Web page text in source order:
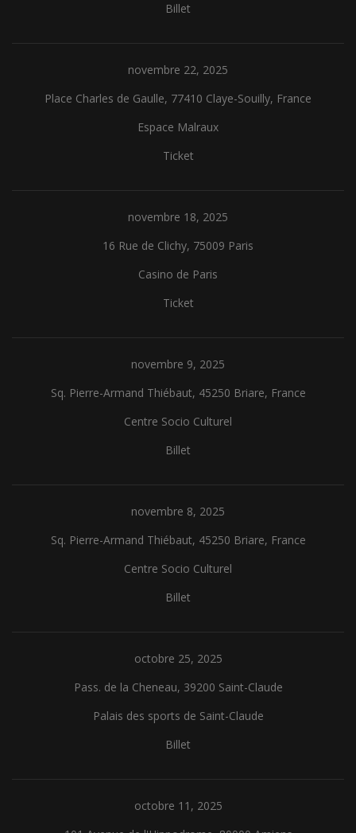
Billet
novembre 22, 2025
Place Charles de Gaulle, 77410 Claye-Souilly, France
Espace Malraux
Ticket
novembre 18, 2025
16 Rue de Clichy, 75009 Paris
Casino de Paris
Ticket
novembre 9, 2025
Sq. Pierre-Armand Thiébaut, 45250 Briare, France
Centre Socio Culturel
Billet
novembre 8, 2025
Sq. Pierre-Armand Thiébaut, 45250 Briare, France
Centre Socio Culturel
Billet
octobre 25, 2025
Pass. de la Cheneau, 39200 Saint-Claude
Palais des sports de Saint-Claude
Billet
octobre 11, 2025